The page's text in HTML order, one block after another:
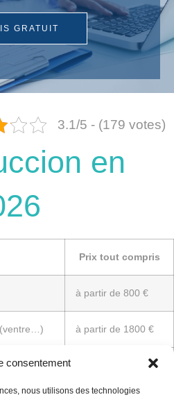
consentement
nous utilisons des technologies
GRATUIT
3.1/5 - (179 votes)
en
Prix tout compris
à partir de 800 €
(ventre…) à partir de 1800 €
à partir de 2050 €